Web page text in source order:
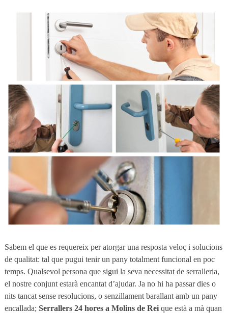
Sabem el que es requereix per atorgar una resposta veloç i solucions
de qualitat: tal que pugui tenir un pany totalment funcional en poc
temps. Qualsevol persona que sigui la seva necessitat de serralleria,
el nostre conjunt estarà encantat d’ajudar. Ja no hi ha passar dies o
nits tancat sense resolucions, o senzillament barallant amb un pany
encallada; Serrallers 24 hores a Molins de Reique està a mà quan